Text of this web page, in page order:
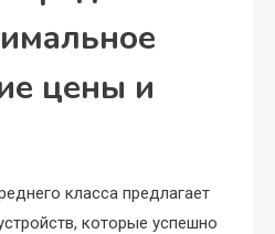
цены и
класса предлагает
которые успешно